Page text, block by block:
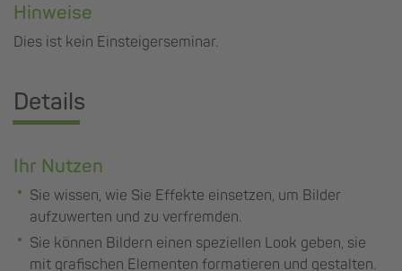
Hinweise
Dies ist kein Einsteigerseminar.
Details
Ihr Nutzen
Sie wissen, wie Sie Effekte einsetzen, um Bilder
aufzuwerten und zu verfremden.
Sie können Bildern einen speziellen Look geben, sie
mit grafischen Elementen formatieren und gestalten.